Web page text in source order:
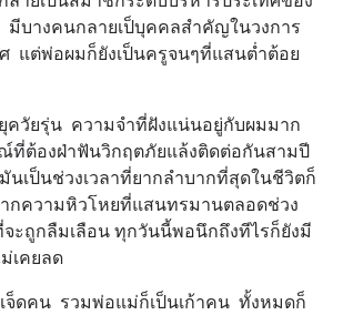
บางคนกลายเป็บุคคลสำคัญในวงการ
แต่พ่อผมก็ยังเป็นครูจนๆที่แสนต่ำต้อย
ควัยรุ่น  ความจำที่ฝังแน่นอยู่กับผมมาก
ที่ต้องฝ่าฟันวิกฤตภัยแล้งติดต่อกันสามปี
เป็นช่วงเวลาที่ยากลำบากที่สุดในชีวิตก็
กความหิวโหยที่แสนทรมานตลอดช่วง
ะถูกลืมเลือน ทุกวันนี้พอนึกถึงทีไรก็ยังมี
เคยลด
จ็ดคน  รวมพ่อแม่ก็เป็นเก้าคน  ทั้งหมดก็